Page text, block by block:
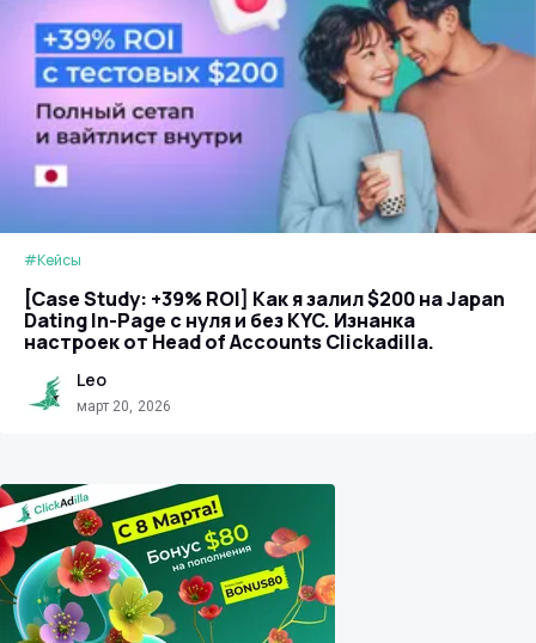
#Кейсы
[Case Study: +39% ROI] Как я залил $200 на Japan
Dating In-Page с нуля и без KYC. Изнанка
настроек от Head of Accounts Clickadilla.
Leo
март 20, 2026